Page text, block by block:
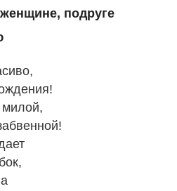
подруге
милой,